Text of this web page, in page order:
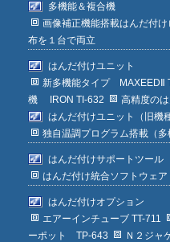
多機能＆複合機
画像補正機能搭載はんだ付
布を１台で両立
はんだ付けユニット
新多機能タイプ MAXEEDⅡ
機 IRON TI-632
高精度の
はんだ付けユニット（旧機種
独自温調プログラム搭載（
はんだ付けサポートツール
はんだ付け統合ソフトウェ
はんだ付けオプション
エアーインチューブ TT-711
ーポット TP-643
Ｎ２ジ